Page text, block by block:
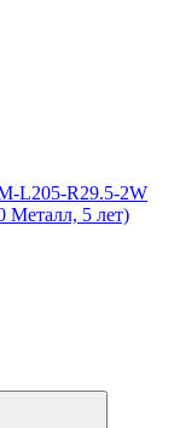
L205-R29.5-2W
Металл, 5 лет)